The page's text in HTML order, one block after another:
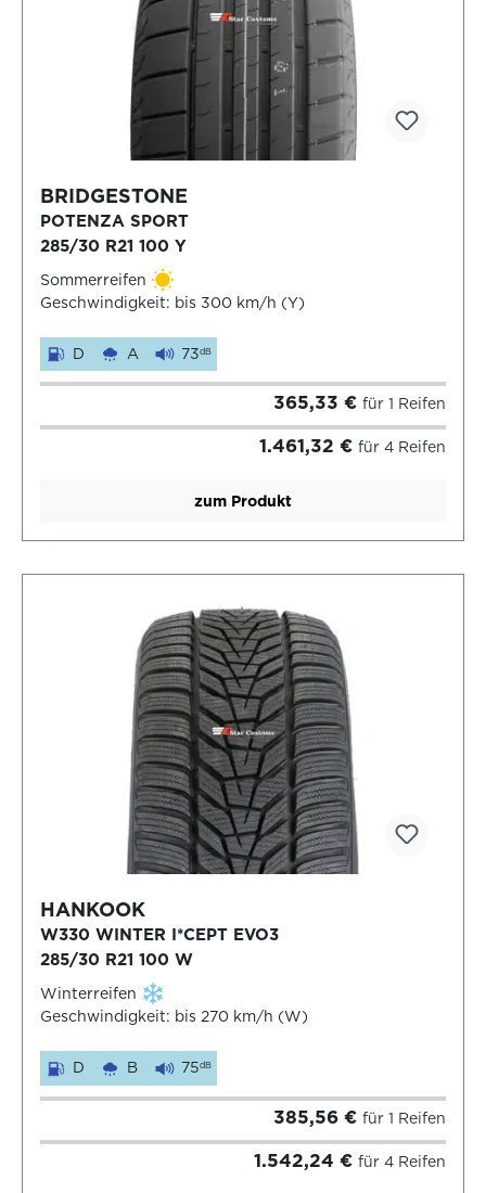
BRIDGESTONE
POTENZA SPORT
285/30 R21 100 Y
Sommerreifen
Geschwindigkeit: bis 300 km/h (Y)
D A 73dB
365,33 € für 1 Reifen
1.461,32 € für 4 Reifen
zum Produkt
HANKOOK
W330 WINTER I*CEPT EVO3
285/30 R21 100 W
Winterreifen
Geschwindigkeit: bis 270 km/h (W)
D B 75dB
385,56 € für 1 Reifen
1.542,24 € für 4 Reifen